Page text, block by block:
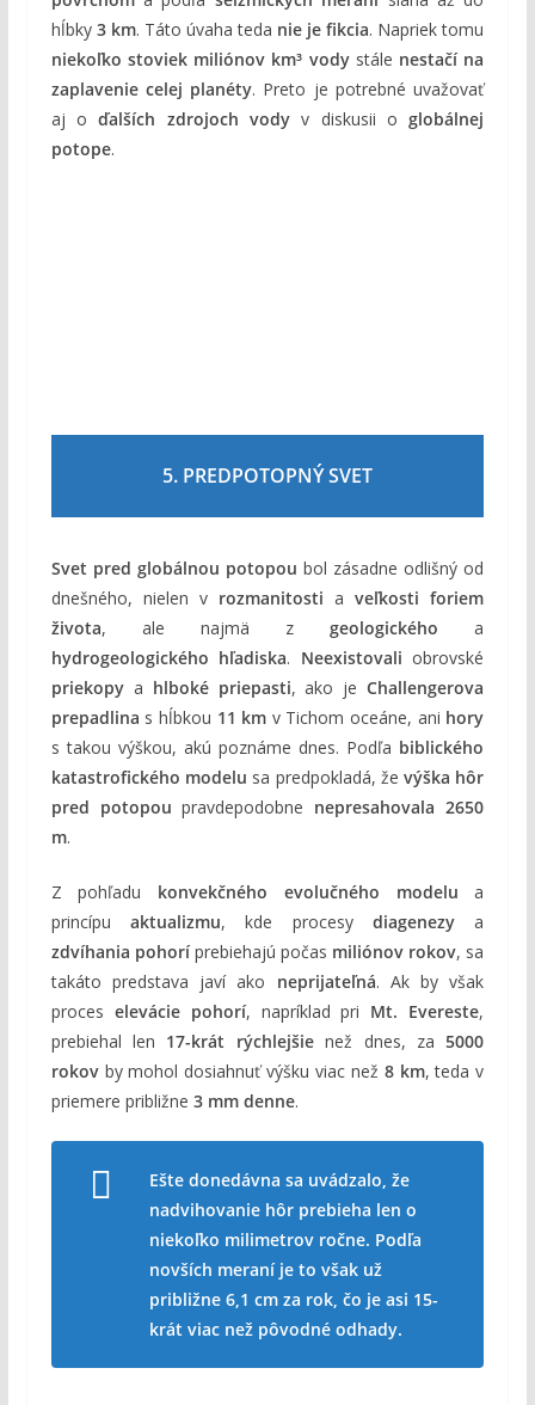
hĺbky 3 km. Táto úvaha teda nie je fikcia. Napriek tomu
niekoľko stoviek miliónov km³ vodystále nestačí na
zaplavenie celej planéty. Preto je potrebné uvažovať
aj oďalších zdrojoch vody v diskusii oglobálnej
potope.
5. PREDPOTOPNÝ SVET
Svet pred globálnou potopou bol zásadne odlišný od
dnešného, nielen v rozmanitosti aveľkosti foriem
života, ale najmä zgeologického a
hydrogeologického hľadiska. Neexistovali obrovské
priekopya hlboké priepasti, ako jeChallengerova
prepadlina s hĺbkou 11 km v Tichom oceáne, ani hory
s takou výškou, akú poznáme dnes. Podľa biblického
katastrofického modelu sa predpokladá, ževýška hôr
pred potopou pravdepodobne nepresahovala 2650
m.
Z pohľadu konvekčného evolučného modelu a
princípuaktualizmu, kde procesy diagenezya
zdvíhania pohoríprebiehajú počas miliónov rokov, sa
takáto predstava javí ako neprijateľná. Ak by však
proces elevácie pohorí, napríklad pri Mt. Evereste,
prebiehal len 17-krát rýchlejšienež dnes, za5000
rokovby mohol dosiahnuť výšku viac než 8 km, teda v
priemere približne 3 mm denne.
Ešte donedávna sa uvádzalo, že
nadvihovanie hôr prebieha len o
niekoľko milimetrov ročne. Podľa
novších meraní je to však už
približne 6,1 cm za rok, čo je asi 15-
krát viac než pôvodné odhady.